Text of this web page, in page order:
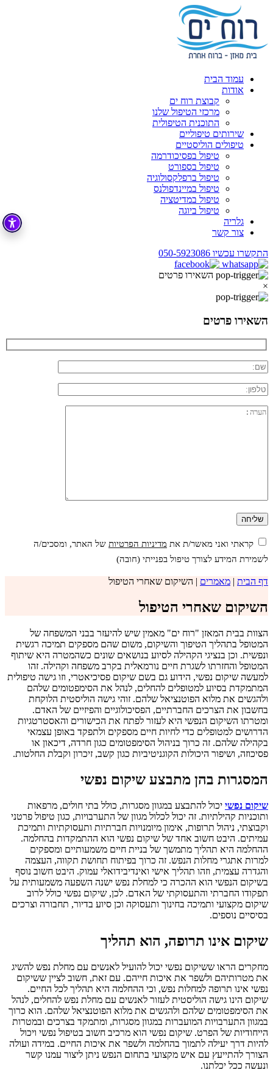
עמוד הבית
אודות
קבוצת רוח ים
מרכזי הטיפול שלנו
התוכנית הטיפולית
שירותים טיפוליים
טיפולים הוליסטיים
טיפול בפסיכודרמה
טיפול בספורט
טיפול ברפלקסולוגיה
טיפול במיינדפולנס
טיפול במדיטציה
טיפול ביוגה
גלריה
צור קשר
התקשרו עכשיו 050-5923086
השאירו פרטים
×
השאירו פרטים
קראתי ואני מאשר/ת את מדיניות הפרטיות של האתר, ומסכים/ה
לשמירת המידע לצורך טיפול בפנייתי (חובה)
דף הבית | מאמרים | השיקום שאחרי הטיפול
השיקום שאחרי הטיפול
הצוות בבית המאזן "רוח ים" מאמין שיש להיעזר בבני המשפחה של
המטופל בתהליך הטיפוך והשיקום, משום שהם מספקים תמיכה רגשית
ונפשית. וכן בנציגי הקהילה לסיוע בנושאים שונים כשהמטרה היא שיתוף
המטופל והחזרתו לשגרת חיים נורמאלית בקרב משפחה וקהילה. זהו
למעשה שיקום נפשי, הידוע גם בשם שיקום פסיכיאטרי, וזו גישה טיפולית
המתמקדת בסיוע למטופלים להחלים, לנהל את הסימפטומים שלהם
ולהגשים את מלוא הפוטנציאל שלהם. זוהי גישה הוליסטית הלוקחת
בחשבון את הצרכים החברתיים, הפסיכולוגיים והפיזיים של האדם.
ומטרתו השיקום הנפשי היא לעזור לפתח את הכישורים והאסטרטגיות
הדרושים למטופלים כדי לחיות חיים מספקים ולתפקד באופן עצמאי
בקהילה שלהם. זה כרוך בניהול הסימפטומים כגון חרדה, דיכאון או
פסיכוזה, ושיפור היכולות הקוגניטיביות כגון קשב, זיכרון וקבלת החלטות.
המסגרות בהן מתבצע שיקום נפשי
שיקום נפשי יכול להתבצע במגוון מסגרות, כולל בתי חולים, מרפאות
ותוכניות קהילתיות. זה יכול לכלול מגוון של התערבויות, כגון טיפול פרטני
וקבוצתי, ניהול תרופות, אימון מיומנויות חברתיות ותעסוקתיות ותמיכת
עמיתים. היבט חשוב אחד של שיקום נפשי הוא ההתמקדות בהחלמה.
ההחלמה היא תהליך מתמשך של בניית חיים משמעותיים ומספקים
למרות אתגרי מחלות הנפש. זה כרוך בפיתוח תחושת תקווה, העצמה
והגדרה עצמית, וזהו תהליך אישי ואינדיבידואלי עמוק. היבט חשוב נוסף
בשיקום הנפשי הוא ההכרה כי למחלת נפש ישנה השפעה משמעותית על
תפקודו החברתי והתעסוקתי של האדם. לכן, שיקום נפשי כולל לרוב
שיקום מקצועי ותמיכה בחינוך ותעסוקה וכן סיוע בדיור, תחבורה וצרכים
בסיסיים נוספים.
שיקום אינו תרופה, הוא תהליך
מחקרים הראו ששיקום נפשי יכול להועיל לאנשים עם מחלת נפש להשיג
את מטרותיהם ולשפר את איכות חייהם. עם זאת, חשוב לציין ששיקום
נפשי אינו תרופה למחלות נפש, וכי ההחלמה היא תהליך לכל החיים.
שיקום הינו גישה הוליסטית לעזור לאנשים עם מחלת נפש להחלים, לנהל
את הסימפטומים שלהם ולהגשים את מלוא הפוטנציאל שלהם. הוא כרוך
במגוון התערבויות המועברות במגוון מסגרות, ומתמקד בצרכים ובמטרות
הייחודיות של הפרט. שיקום נפשי הוא מרכיב חשוב בטיפול נפשי ויכול
להיות דרך יעילה לתמוך בהחלמה ולשפר את איכות החיים. במידה ועולה
הצורך להתייעץ עם איש מקצועי בתחום הנפש ניתן ליצור עמנו קשר
ונעשה ככל יכלתנו.